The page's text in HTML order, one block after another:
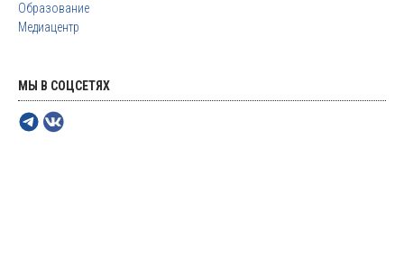
Образование
Медиацентр
МЫ В СОЦСЕТЯХ